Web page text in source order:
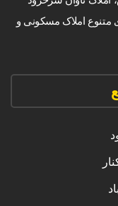
متنوع املاک مسکونی و